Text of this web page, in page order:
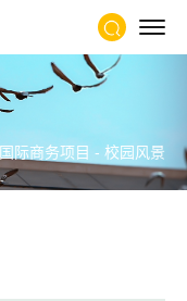
国际商务项目 - 校园风景